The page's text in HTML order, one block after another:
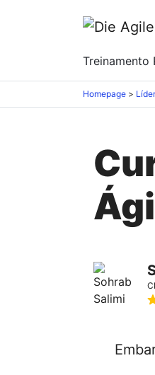
Treinamento
Homepage >